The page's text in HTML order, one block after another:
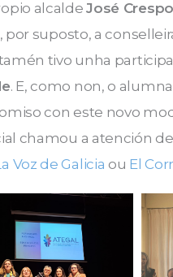
alcaldeJosé Crespo
por suposto, a
tivo unha
. E, como non, o
con este novo
chamou a atención
Voz de Galicia ou El